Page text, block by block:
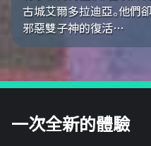
古城艾爾多拉迪亞。他們
邪惡雙子神的復活…
一次全新的體驗